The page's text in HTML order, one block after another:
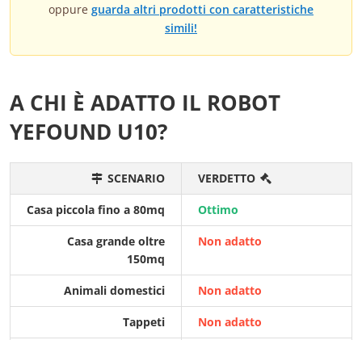
oppure guarda altri prodotti con caratteristiche
simili!
A CHI È ADATTO IL ROBOT
YEFOUND U10?
SCENARIO VERDETTO
Casa piccola fino a 80mq Ottimo
Casa grande oltre
150mq
Non adatto
Animali domestici Non adatto
Tappeti Non adatto